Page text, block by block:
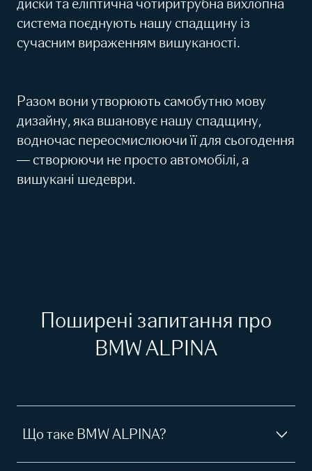
система поєднують нашу спадщину із
сучасним вираженням вишуканості.
Разом вони утворюють самобутню мову
дизайну, яка вшановує нашу спадщину,
водночас переосмислюючи її для сьогодення
— створюючи не просто автомобілі, а
вишукані шедеври.
Поширені запитання про
BMW ALPINA
Що таке BMW ALPINA?